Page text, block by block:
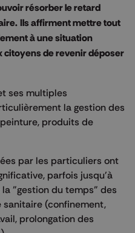
résorber le retard
Ils affirment mettre tout
à une situation
citoyens de revenir déposer
ses multiples
la gestion des
produits de
par les particuliers ont
parfois jusqu'à
la "gestion du temps" des
(confinement,
prolongation des